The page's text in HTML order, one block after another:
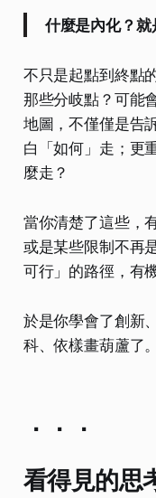
什麼是內化？就
不只是起點到終點
那些分岐點？可能
地圖，不僅僅是告
白「如何」走；更
麼走？
當你清楚了這些，
或是某些限制不再
可行」的路徑，有
於是你學會了創新
科、依樣畫葫蘆了。
．．．
看得見的思